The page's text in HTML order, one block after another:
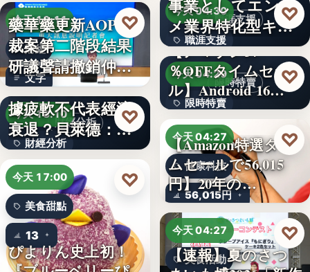
今天 18:11
財經
文字
藥華藥更新AOP仲
裁案第二階段結果
研議聲請撤銷仲裁
判斷
♡
財經分析
今天 18:10
財經分析
文字
美國7月非農就業數
據疲軟不代表經濟
衰退？貝萊德：AI
正讓…
♡
今天 17:00
美食甜點
13
ぴよりん史上初！
♡
330,000
職涯支援
今天 04:30
職涯支援
文字
事業としてエンタ
メ業界特化型キャ
リア…
♡
限時特賣
今天 04:29
限時特賣
15,800円
【アマゾン37
％OFFタイムセー
ル】Android 16…
♡
今天 04:27
健康科技
56,015円
【Amazon特選タイ
ムセールで56,015
円】20年の…
♡
今天 04:27
美食活動
【速報】夏のさつ
♡